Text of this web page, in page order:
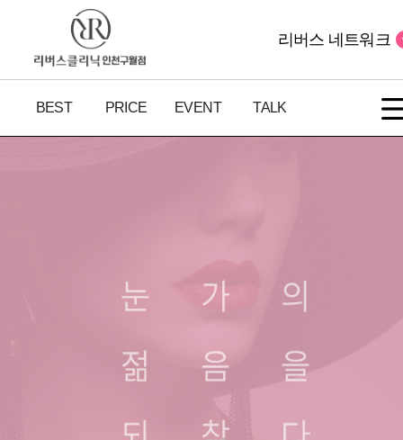
BEST PRICE EVENT TALK
리버스 네트워크